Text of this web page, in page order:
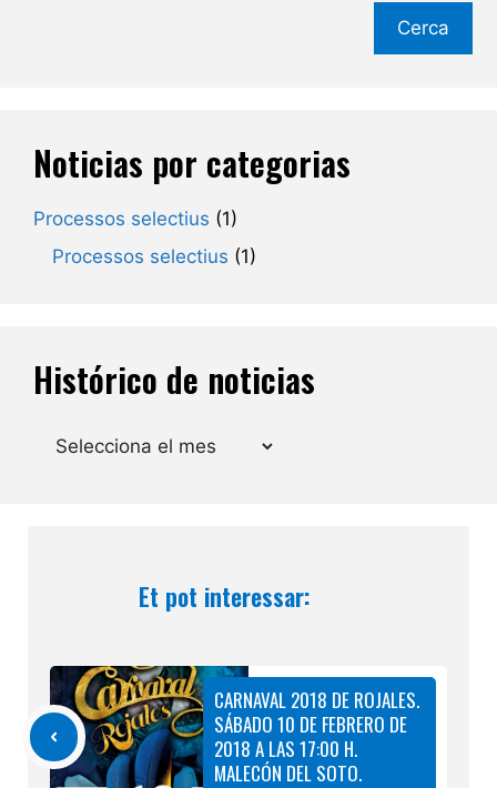
Cerca
Noticias por categorias
Processos selectius (1)
Processos selectius (1)
Histórico de noticias
Arxius
Et pot interessar:
CARNAVAL 2018 DE ROJALES.
SÁBADO 10 DE FEBRERO DE
2018 A LAS 17:00 H.
MALECÓN DEL SOTO.